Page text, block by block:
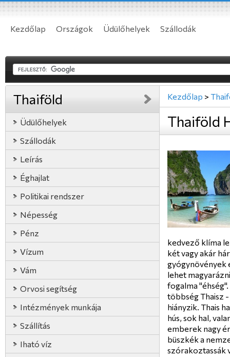
Kezdőlap Országok Üdülőhelyek Szállodák
Thaiföld
Üdülőhelyek
Szállodák
Leírás
Éghajlat
Politikai rendszer
Népesség
Pénz
Vízum
Vám
Orvosi segítség
Intézmények munkája
Szállítás
Iható víz
Kezdőlap >
Thaiföld
kedvező klíma
két vagy akár
gyógynövények
lehet
fogalma "éhség".
többség Thaisz
hiányzik. Thais
hús, sok hal,
emberek nagy
büszkék a
szórakoztassák